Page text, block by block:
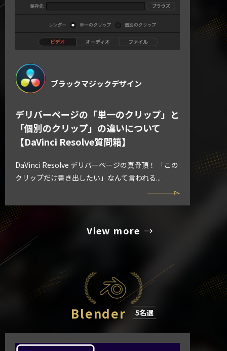
ブラックマジックデザイン
デリバーページの「単一のクリップ」と
「個別のクリップ」の違いについて
【DaVinci Resolve質問箱】
DaVinci Resolve デリバーページの真骨頂！ 「この
クリップだけ書き出したい」なんて言われる...
View more
Blender 5名選